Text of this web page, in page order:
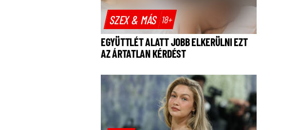
SZEX & MÁS 18+
EGYÜTTLÉT ALATT JOBB ELKERÜLNI EZT
AZ ÁRTATLAN KÉRDÉST